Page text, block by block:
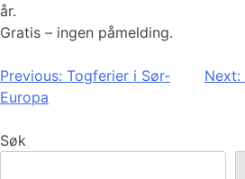
år.
Gratis – ingen påmelding.
Innleggsnavigasjon
Previous: Togferier i Sør-
Europa
Next:
Søk